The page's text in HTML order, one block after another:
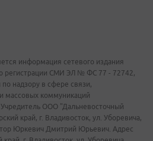
информация сетевого издания
о регистрации СМИ ЭЛ № ФС 77 - 72742,
надзору в сфере связи,
массовых коммуникаций
ООО "Дальневосточный
край, г. Владивосток, ул. Уборевича,
Юркевич Дмитрий Юрьевич. Адрес